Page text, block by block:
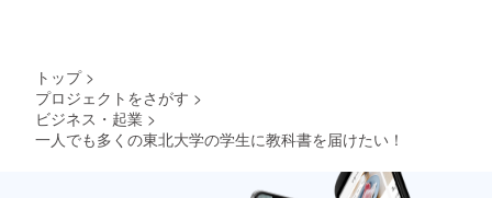
トップ >
プロジェクトをさがす >
ビジネス・起業 >
一人でも多くの東北大学の学生に教科書を届けたい！